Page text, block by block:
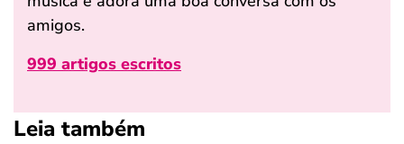
amigos.
999 artigos escritos
Leia também